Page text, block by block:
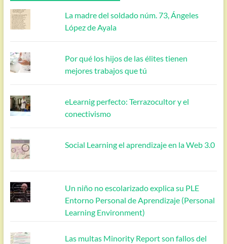
La madre del soldado núm. 73, Ángeles
López de Ayala
Por qué los hijos de las élites tienen
mejores trabajos que tú
eLearnig perfecto: Terrazocultor y el
conectivismo
Social Learning el aprendizaje en la Web 3.0
Un niño no escolarizado explica su PLE
Entorno Personal de Aprendizaje (Personal
Learning Environment)
Las multas Minority Report son fallos del